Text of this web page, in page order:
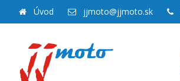
Úvod jjmoto@jjmoto.sk